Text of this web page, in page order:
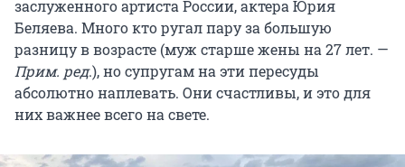
заслуженного артиста России, актера Юрия
Беляева. Много кто ругал пару за большую
разницу в возрасте (муж старше жены на 27 лет. —
Прим. ред.), но супругам на эти пересуды
абсолютно наплевать. Они счастливы, и это для
них важнее всего на свете.